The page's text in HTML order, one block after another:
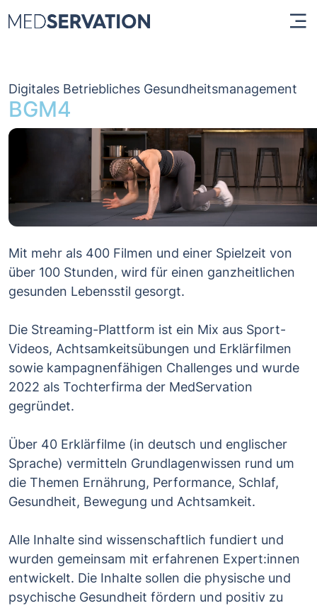
Digitales Betriebliches Gesundheitsmanagement
BGM4
Mit mehr als 400 Filmen und einer Spielzeit von
über 100 Stunden, wird für einen ganzheitlichen
gesunden Lebensstil gesorgt.
Die Streaming-Plattform ist ein Mix aus Sport-
Videos, Achtsamkeitsübungen und Erklärfilmen
sowie kampagnenfähigen Challenges und wurde
2022 als Tochterfirma der MedServation
gegründet.
Über 40 Erklärfilme (in deutsch und englischer
Sprache) vermitteln Grundlagenwissen rund um
die Themen Ernährung, Performance, Schlaf,
Gesundheit, Bewegung und Achtsamkeit.
Alle Inhalte sind wissenschaftlich fundiert und
wurden gemeinsam mit erfahrenen Expert:innen
entwickelt. Die Inhalte sollen die physische und
psychische Gesundheit fördern und positiv zu